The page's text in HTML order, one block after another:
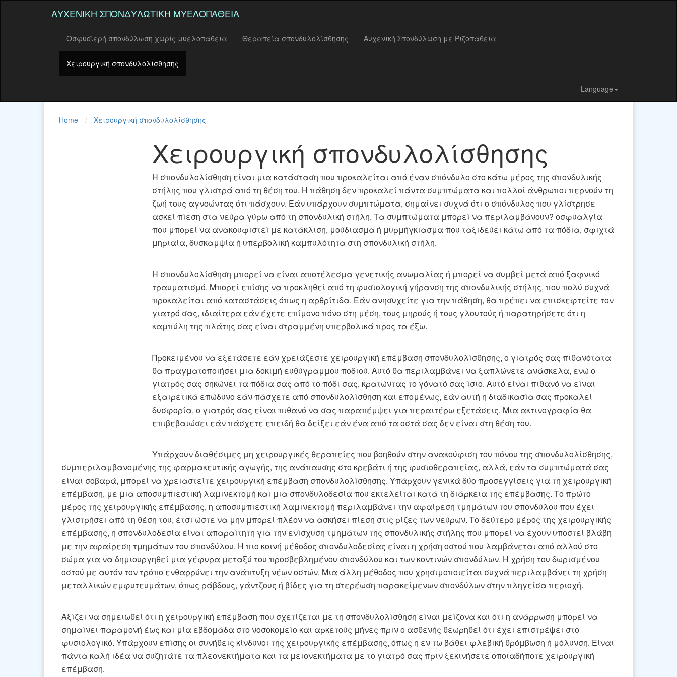
ΑΥΧΕΝΙΚΉ ΣΠΟΝΔΥΛΩΤΙΚΉ ΜΥΕΛΟΠΆΘΕΙΑ
Οσφυοϊερή σπονδύλωση χωρίς μυελοπάθεια Θεραπεία σπονδυλολίσθησης Αυχενική Σπονδύλωση με Ριζοπάθεια
Χειρουργική σπονδυλολίσθησης
Language
Home Χειρουργική σπονδυλολίσθησης
Χειρουργική σπονδυλολίσθησης
Η σπονδυλολίσθηση είναι μια κατάσταση που προκαλείται από έναν σπόνδυλο στο κάτω μέρος της σπονδυλικής
στήλης που γλιστρά από τη θέση του. Η πάθηση δεν προκαλεί πάντα συμπτώματα και πολλοί άνθρωποι περνούν τη
ζωή τους αγνοώντας ότι πάσχουν. Εάν υπάρχουν συμπτώματα, σημαίνει συχνά ότι ο σπόνδυλος που γλίστρησε
ασκεί πίεση στα νεύρα γύρω από τη σπονδυλική στήλη. Τα συμπτώματα μπορεί να περιλαμβάνουν? οσφυαλγία
που μπορεί να ανακουφιστεί με κατάκλιση, μούδιασμα ή μυρμήγκιασμα που ταξιδεύει κάτω από τα πόδια, σφιχτά
μηριαία, δυσκαμψία ή υπερβολική καμπυλότητα στη σπονδυλική στήλη.
Η σπονδυλολίσθηση μπορεί να είναι αποτέλεσμα γενετικής ανωμαλίας ή μπορεί να συμβεί μετά από ξαφνικό
τραυματισμό. Μπορεί επίσης να προκληθεί από τη φυσιολογική γήρανση της σπονδυλικής στήλης, που πολύ συχνά
προκαλείται από καταστάσεις όπως η αρθρίτιδα. Εάν ανησυχείτε για την πάθηση, θα πρέπει να επισκεφτείτε τον
γιατρό σας, ιδιαίτερα εάν έχετε επίμονο πόνο στη μέση, τους μηρούς ή τους γλουτούς ή παρατηρήσετε ότι η
καμπύλη της πλάτης σας είναι στραμμένη υπερβολικά προς τα έξω.
Προκειμένου να εξετάσετε εάν χρειάζεστε χειρουργική επέμβαση σπονδυλολίσθησης, ο γιατρός σας πιθανότατα
θα πραγματοποιήσει μια δοκιμή ευθύγραμμου ποδιού. Αυτό θα περιλαμβάνει να ξαπλώνετε ανάσκελα, ενώ ο
γιατρός σας σηκώνει τα πόδια σας από το πόδι σας, κρατώντας το γόνατό σας ίσιο. Αυτό είναι πιθανό να είναι
εξαιρετικά επώδυνο εάν πάσχετε από σπονδυλολίσθηση και επομένως, εάν αυτή η διαδικασία σας προκαλεί
δυσφορία, ο γιατρός σας είναι πιθανό να σας παραπέμψει για περαιτέρω εξετάσεις. Μια ακτινογραφία θα
επιβεβαιώσει εάν πάσχετε επειδή θα δείξει εάν ένα από τα οστά σας δεν είναι στη θέση του.
Υπάρχουν διαθέσιμες μη χειρουργικές θεραπείες που βοηθούν στην ανακούφιση του πόνου της σπονδυλολίσθησης,
συμπεριλαμβανομένης της φαρμακευτικής αγωγής, της ανάπαυσης στο κρεβάτι ή της φυσιοθεραπείας, αλλά, εάν τα συμπτώματά σας
είναι σοβαρά, μπορεί να χρειαστείτε χειρουργική επέμβαση σπονδυλολίσθησης. Υπάρχουν γενικά δύο προσεγγίσεις για τη χειρουργική
επέμβαση, με μια αποσυμπιεστική λαμινεκτομή και μια σπονδυλοδεσία που εκτελείται κατά τη διάρκεια της επέμβασης. Το πρώτο
μέρος της χειρουργικής επέμβασης, η αποσυμπιεστική λαμινεκτομή περιλαμβάνει την αφαίρεση τμημάτων του σπονδύλου που έχει
γλιστρήσει από τη θέση του, έτσι ώστε να μην μπορεί πλέον να ασκήσει πίεση στις ρίζες των νεύρων. Το δεύτερο μέρος της χειρουργικής
επέμβασης, η σπονδυλοδεσία είναι απαραίτητη για την ενίσχυση τμημάτων της σπονδυλικής στήλης που μπορεί να έχουν υποστεί βλάβη
με την αφαίρεση τμημάτων του σπονδύλου. Η πιο κοινή μέθοδος σπονδυλοδεσίας είναι η χρήση οστού που λαμβάνεται από αλλού στο
σώμα για να δημιουργηθεί μια γέφυρα μεταξύ του προσβεβλημένου σπονδύλου και των κοντινών σπονδύλων. Η χρήση του δωρισμένου
οστού με αυτόν τον τρόπο ενθαρρύνει την ανάπτυξη νέων οστών. Μια άλλη μέθοδος που χρησιμοποιείται συχνά περιλαμβάνει τη χρήση
μεταλλικών εμφυτευμάτων, όπως ράβδους, γάντζους ή βίδες για τη στερέωση παρακείμενων σπονδύλων στην πληγείσα περιοχή.
Αξίζει να σημειωθεί ότι η χειρουργική επέμβαση που σχετίζεται με τη σπονδυλολίσθηση είναι μείζονα και ότι η ανάρρωση μπορεί να
σημαίνει παραμονή έως και μία εβδομάδα στο νοσοκομείο και αρκετούς μήνες πριν ο ασθενής θεωρηθεί ότι έχει επιστρέψει στο
φυσιολογικό. Υπάρχουν επίσης οι συνήθεις κίνδυνοι της χειρουργικής επέμβασης, όπως η εν τω βάθει φλεβική θρόμβωση ή μόλυνση. Είναι
πάντα καλή ιδέα να συζητάτε τα πλεονεκτήματα και τα μειονεκτήματα με το γιατρό σας πριν ξεκινήσετε οποιαδήποτε χειρουργική
επέμβαση.